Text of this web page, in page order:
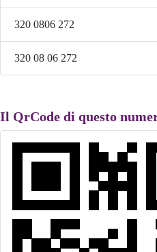
320 0806 272
320 08 06 272
Il QrCode di questo